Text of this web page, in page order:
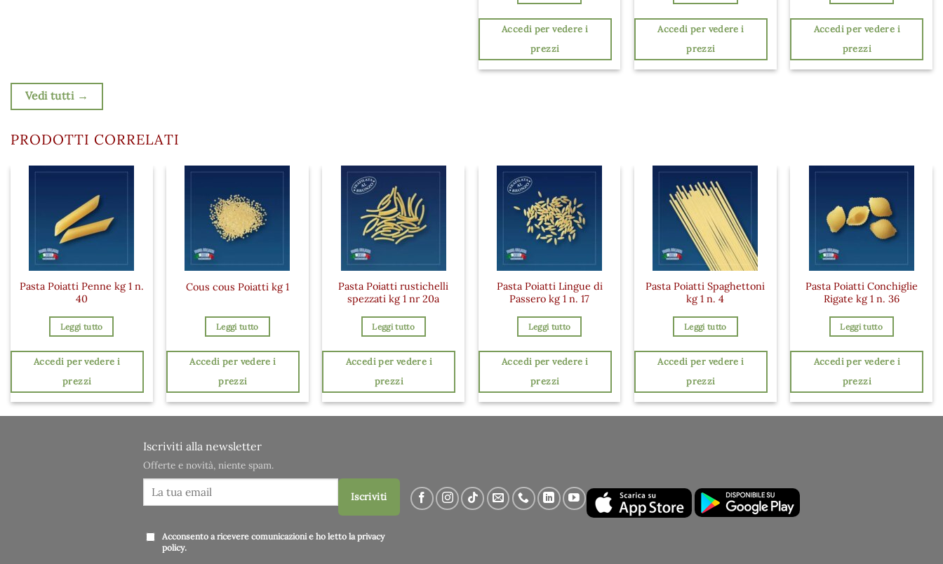
Accedi per vedere i
prezzi
Accedi per vedere i
prezzi
Accedi per vedere i
prezzi
Vedi tutti →
PRODOTTI CORRELATI
Pasta Poiatti Penne kg 1 n.
40
Leggi tutto
Accedi per vedere i
prezzi
Cous cous Poiatti kg 1
Leggi tutto
Accedi per vedere i
prezzi
Pasta Poiatti rustichelli
spezzati kg 1 nr 20a
Leggi tutto
Accedi per vedere i
prezzi
Pasta Poiatti Lingue di
Passero kg 1 n. 17
Leggi tutto
Accedi per vedere i
prezzi
Pasta Poiatti Spaghettoni
kg 1 n. 4
Leggi tutto
Accedi per vedere i
prezzi
Pasta Poiatti Conchiglie
Rigate kg 1 n. 36
Leggi tutto
Accedi per vedere i
prezzi
Iscriviti alla newsletter
Offerte e novità, niente spam.
Iscriviti
Acconsento a ricevere comunicazioni e ho letto la privacy
policy.